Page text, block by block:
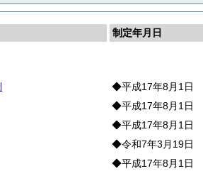
制定年月日
◆平成17年8月1日
◆平成17年8月1日
◆平成17年8月1日
◆令和7年3月19日
◆平成17年8月1日